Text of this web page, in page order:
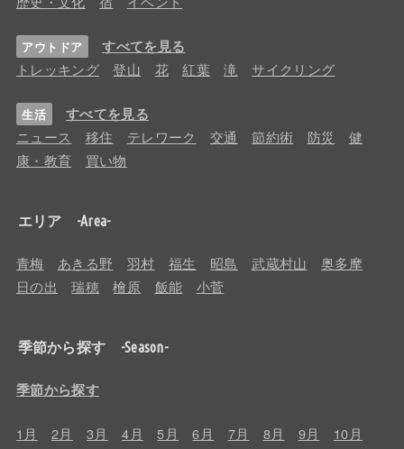
アウトドア すべてを見る
トレッキング 登山 花 紅葉 滝 サイクリング
生活 すべてを見る
ニュース 移住 テレワーク 交通 節約術 防災
健
康・教育
買い物
エリア -Area-
青梅 あきる野 羽村 福生 昭島 武蔵村山
奥多摩
日の出
瑞穂 檜原 飯能 小菅
季節から探す -Season-
季節から探す
1月 2月 3月 4月 5月 6月 7月 8月 9月
10月